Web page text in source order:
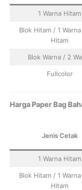
1 Warna Hitam
Blok Hitam / 1
Hitam
Blok Warna / 2
Fullcolor
Harga Paper Bag
Jenis Cetak
1 Warna Hitam
Blok Hitam / 1
Hitam